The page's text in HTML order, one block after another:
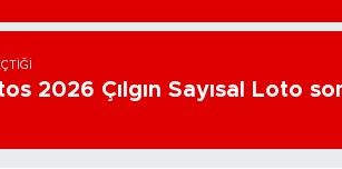
2026 Çılgın Sayısal Loto